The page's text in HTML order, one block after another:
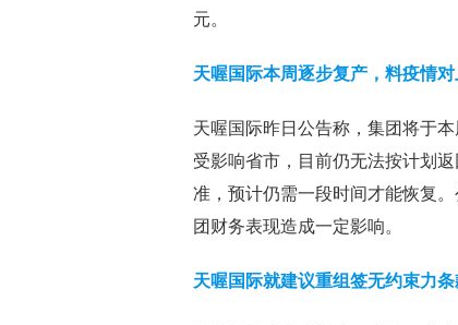
元。
天喔国际本周逐步复产，料疫情
天喔国际昨日公告称，集团将于
受影响省市，目前仍无法按计划
准，预计仍需一段时间才能恢复
团财务表现造成一定影响。
天喔国际就建议重组签无约束力条